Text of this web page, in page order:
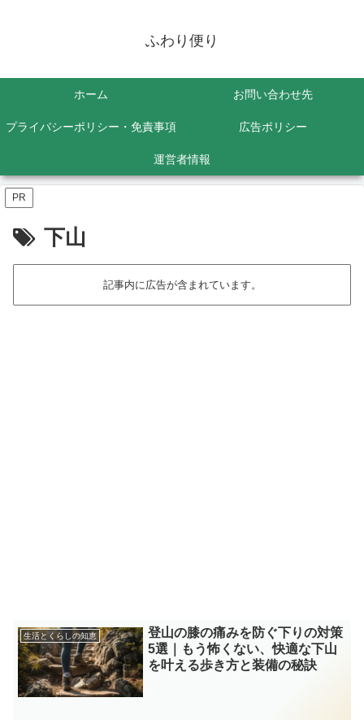
ふわり便り
ホーム お問い合わせ先
プライバシーポリシー・免責事項 広告ポリシー
運営者情報
PR
下山
記事内に広告が含まれています。
生活とくらしの知恵
登山の膝の痛みを防ぐ下りの対策
5選｜もう怖くない、快適な下山
を叶える歩き方と装備の秘訣